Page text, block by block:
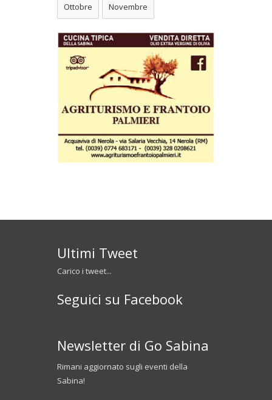
Ottobre Novembre
Ultimi Tweet
Carico i tweet...
Seguici su Facebook
Newsletter di Go Sabina
Rimani aggiornato sugli eventi della
Sabina!